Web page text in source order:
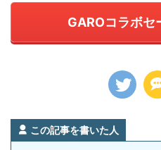
GAROコラボセ
この記事を書いた人